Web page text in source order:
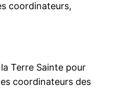
coordinateurs,
Terre Sainte pour
coordinateurs des